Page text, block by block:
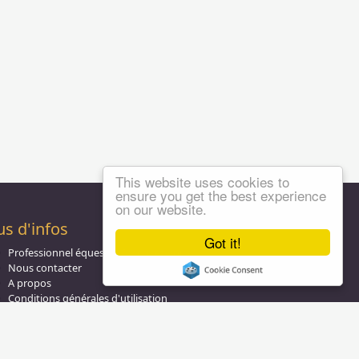
Got it!
This website uses cookies to
ensure you get the best experience
on our website.
d'infos
Professionnel équestre, Inscrivez-vous !
Nous contacter
A propos
Conditions générales d'utilisation